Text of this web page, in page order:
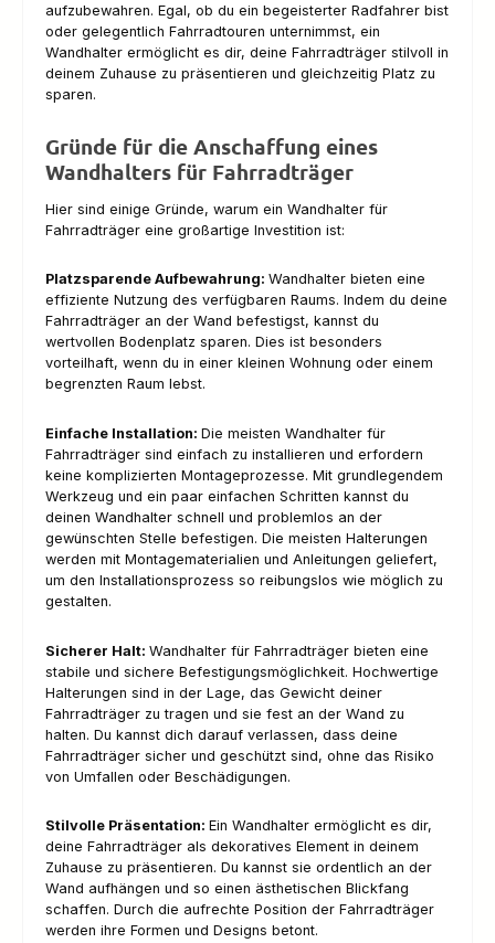
aufzubewahren. Egal, ob du ein begeisterter Radfahrer bist
oder gelegentlich Fahrradtouren unternimmst, ein
Wandhalter ermöglicht es dir, deine Fahrradträger stilvoll in
deinem Zuhause zu präsentieren und gleichzeitig Platz zu
sparen.
Gründe für die Anschaffung eines
Wandhalters für Fahrradträger
Hier sind einige Gründe, warum ein Wandhalter für
Fahrradträger eine großartige Investition ist:
Platzsparende Aufbewahrung: Wandhalter bieten eine
effiziente Nutzung des verfügbaren Raums. Indem du deine
Fahrradträger an der Wand befestigst, kannst du
wertvollen Bodenplatz sparen. Dies ist besonders
vorteilhaft, wenn du in einer kleinen Wohnung oder einem
begrenzten Raum lebst.
Einfache Installation: Die meisten Wandhalter für
Fahrradträger sind einfach zu installieren und erfordern
keine komplizierten Montageprozesse. Mit grundlegendem
Werkzeug und ein paar einfachen Schritten kannst du
deinen Wandhalter schnell und problemlos an der
gewünschten Stelle befestigen. Die meisten Halterungen
werden mit Montagematerialien und Anleitungen geliefert,
um den Installationsprozess so reibungslos wie möglich zu
gestalten.
Sicherer Halt: Wandhalter für Fahrradträger bieten eine
stabile und sichere Befestigungsmöglichkeit. Hochwertige
Halterungen sind in der Lage, das Gewicht deiner
Fahrradträger zu tragen und sie fest an der Wand zu
halten. Du kannst dich darauf verlassen, dass deine
Fahrradträger sicher und geschützt sind, ohne das Risiko
von Umfallen oder Beschädigungen.
Stilvolle Präsentation: Ein Wandhalter ermöglicht es dir,
deine Fahrradträger als dekoratives Element in deinem
Zuhause zu präsentieren. Du kannst sie ordentlich an der
Wand aufhängen und so einen ästhetischen Blickfang
schaffen. Durch die aufrechte Position der Fahrradträger
werden ihre Formen und Designs betont.